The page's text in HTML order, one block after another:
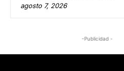
agosto 7, 2026
-Publicidad -